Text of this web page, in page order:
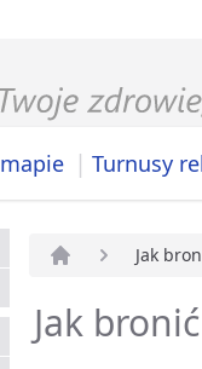
| Turnusy
Jak
Jak